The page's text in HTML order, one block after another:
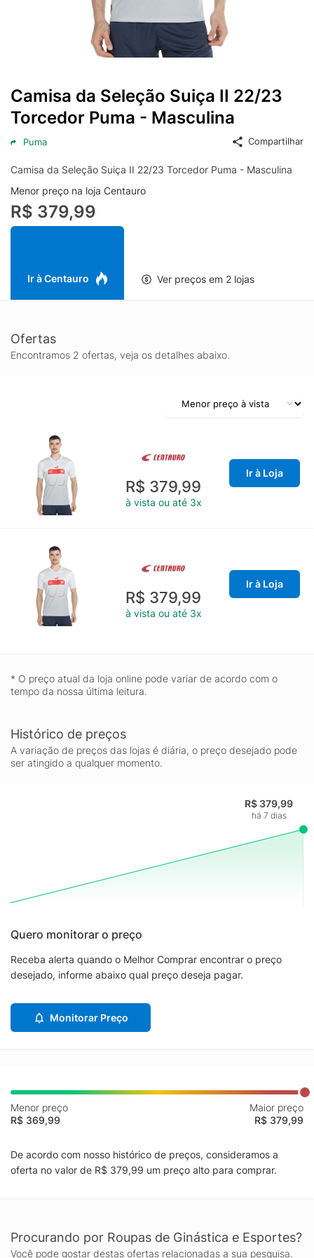
Camisa da Seleção Suiça II 22/23
Torcedor Puma - Masculina
Puma Compartilhar
Camisa da Seleção Suiça II 22/23 Torcedor Puma - Masculina
Menor preço na loja Centauro
R$ 379,99
Ir à Centauro Ver preços em 2 lojas
Ofertas
Encontramos 2 ofertas, veja os detalhes abaixo.
R$ 379,99
à vista ou até 3x
Ir à Loja
R$ 379,99
à vista ou até 3x
Ir à Loja
* O preço atual da loja online pode variar de acordo com o
tempo da nossa última leitura.
Histórico de preços
A variação de preços das lojas é diária, o preço desejado pode
ser atingido a qualquer momento.
R$ 379,99
há 7 dias
Quero monitorar o preço
Receba alerta quando o Melhor Comprar encontrar o preço
desejado, informe abaixo qual preço deseja pagar.
Monitorar Preço
Menor preço
R$ 369,99
Maior preço
R$ 379,99
De acordo com nosso histórico de preços, consideramos a
oferta no valor de R$ 379,99 um preço alto para comprar.
Procurando por Roupas de Ginástica e Esportes?
Você pode gostar destas ofertas relacionadas a sua pesquisa.